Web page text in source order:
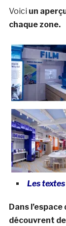
Voici un
chaque zone.
Les textes
Dans
découvrent